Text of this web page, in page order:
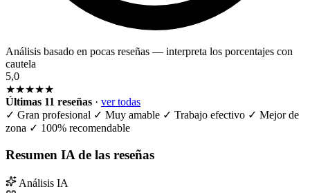
Análisis basado en pocas reseñas — interpreta los porcentajes con
cautela
5,0
★★★★★
Últimas 11 reseñas · ver todas
✓ Gran profesional ✓ Muy amable ✓ Trabajo efectivo ✓ Mejor de
zona ✓ 100% recomendable
Resumen IA de las reseñas
Análisis IA